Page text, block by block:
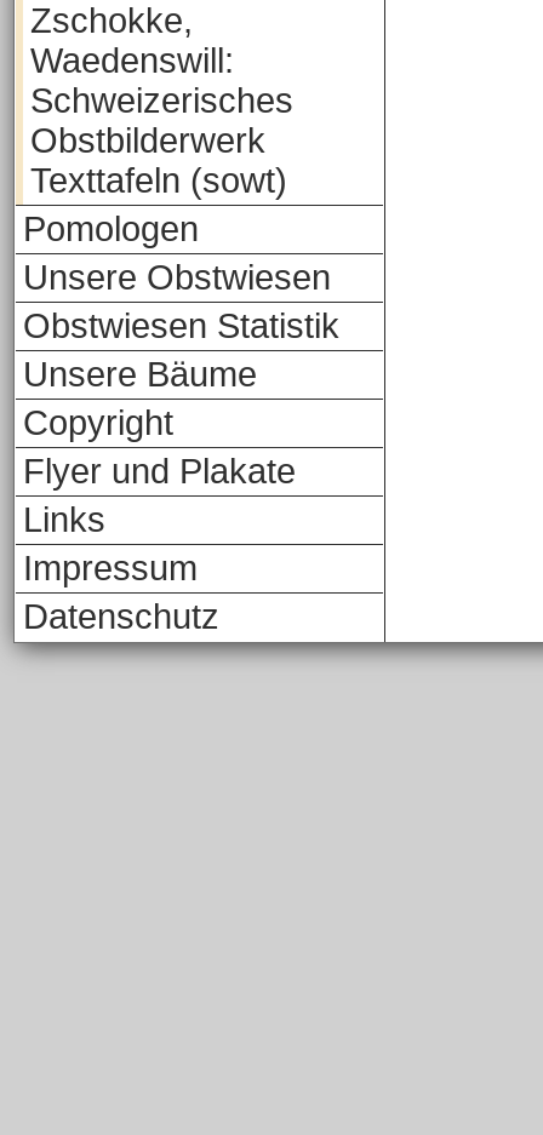
Zschokke,
Waedenswill:
Schweizerisches
Obstbilderwerk
Texttafeln (sowt)
Pomologen
Unsere Obstwiesen
Obstwiesen Statistik
Unsere Bäume
Copyright
Flyer und Plakate
Links
Impressum
Datenschutz